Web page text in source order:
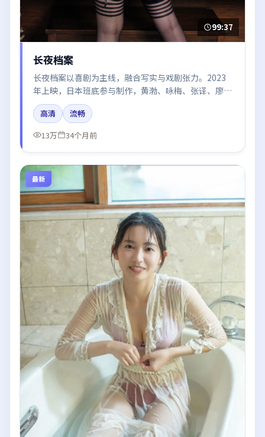
99:37
长夜档案
长夜档案以喜剧为主线，融合写实与戏剧张力。2023
年上映，日本班底参与制作，黄渤、咏梅、张译、廖
凡、河正宇在片中呈现细腻表演，影像风格统一，配乐
与剪辑强化了情绪曲线。
高清
流畅
13万
34个月前
最新